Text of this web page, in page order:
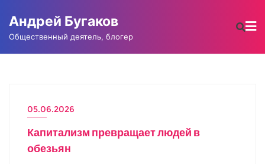
содержимому
Андрей Бугаков
Общественный деятель, блогер
05.06.2026
Капитализм превращает людей в
обезьян